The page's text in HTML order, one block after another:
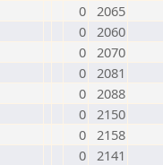
0 2065
0 2060
0 2070
0 2081
0 2088
0 2150
0 2158
0 2141